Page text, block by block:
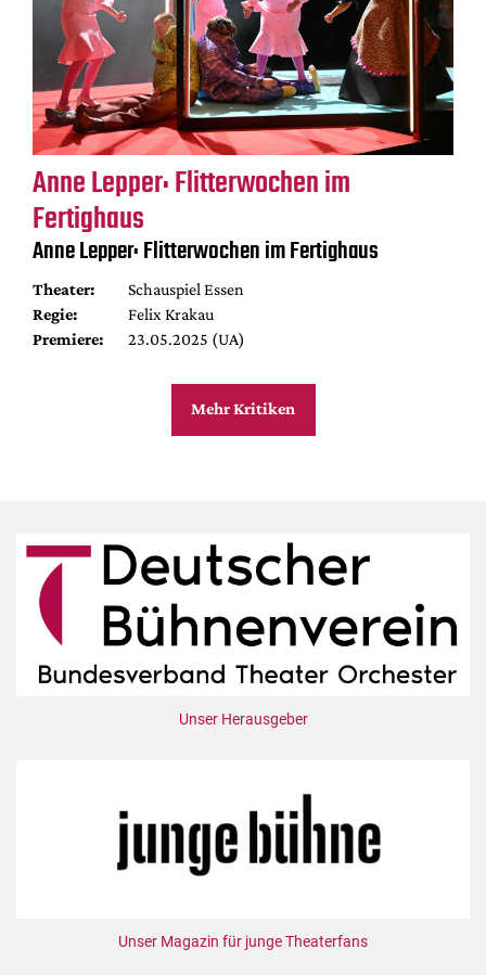
Anne Lepper: Flitterwochen im
Fertighaus
Anne Lepper: Flitterwochen im Fertighaus
Theater:
Schauspiel Essen
Regie:
Felix Krakau
Premiere:
23.05.2025 (UA)
Mehr Kritiken
Unser Herausgeber
Unser Magazin für junge Theaterfans